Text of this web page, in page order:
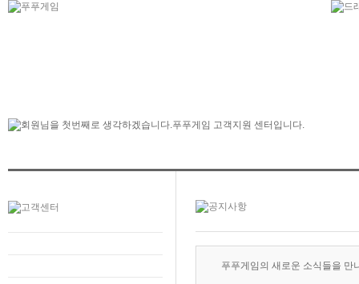
푸푸게임의 새로운 소식들을 만